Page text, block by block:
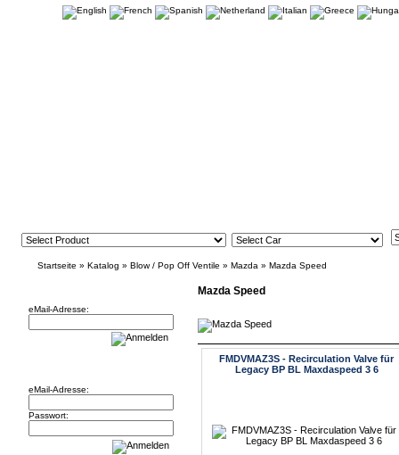
Startseite » Katalog » Blow / Pop Off Ventile » Mazda » Mazda Speed
eMail-Adresse:
eMail-Adresse:
Passwort:
Mazda Speed
FMDVMAZ3S - Recirculation Valve für
Legacy BP BL Maxdaspeed 3 6